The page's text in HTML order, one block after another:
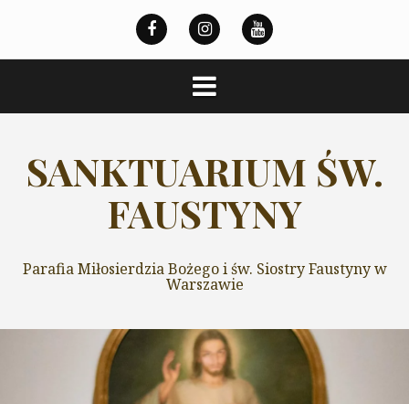
treści
SANKTUARIUM ŚW.
FAUSTYNY
Parafia Miłosierdzia Bożego i św. Siostry Faustyny w
Warszawie